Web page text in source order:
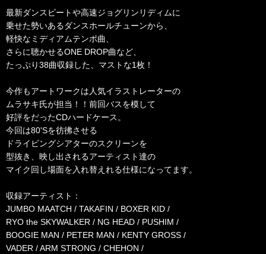
最新ダンスビートや高速ジョグリンリディムに
乗せた勢いあるダンスホールチューンから、
軽快なミディアムテンポ曲、
さらに聴かせるONE DROP曲など、
たっぷり38曲収録した、マストな1枚！
今作もアートワークは人気イラストレーターの
ムラサキ氏が担当！！前回バスを模して
好評をだったCDハードケース。
今回は80'Sを彷彿させる
ドライビングシアターのスクリーンを
型抜き、映し出されるアーティスト達の
マイク回し場面を入れ替えれる仕様になってます。
収録アーティスト：
JUMBO MAATCH / TAKAFIN / BOXER KID /
RYO the SKYWALKER / NG HEAD / PUSHIM /
BOOGIE MAN / PETER MAN / KENTY GROSS /
VADER / ARM STRONG / CHEHON /